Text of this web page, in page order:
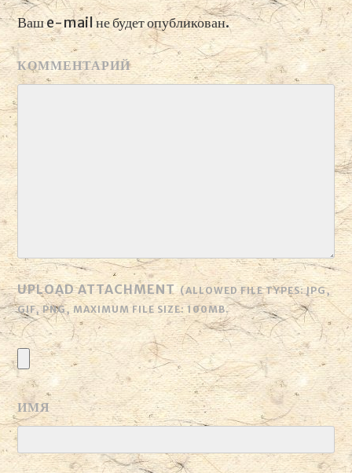
Ваш e-mail не будет опубликован.
КОММЕНТАРИЙ
UPLOAD ATTACHMENT(ALLOWED FILE TYPES:JPG,
GIF, PNG, MAXIMUM FILE SIZE:100MB.
ИМЯ